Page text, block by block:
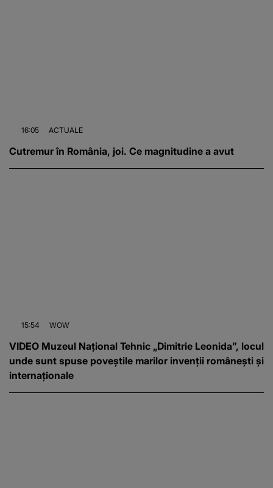
16:05 ACTUALE
Cutremur în România, joi. Ce magnitudine a avut
15:54 WOW
VIDEO Muzeul Național Tehnic „Dimitrie Leonida”, locul
unde sunt spuse poveștile marilor invenții românești și
internaționale